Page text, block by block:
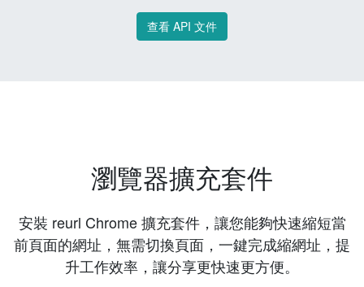
查看 API 文件
瀏覽器擴充套件
安裝 reurl Chrome 擴充套件，讓您能夠快速縮短當
前頁面的網址，無需切換頁面，一鍵完成縮網址，提
升工作效率，讓分享更快速更方便。